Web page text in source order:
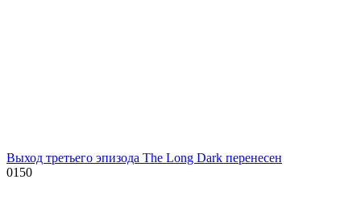
Выход третьего эпизода The Long Dark перенесен
0150